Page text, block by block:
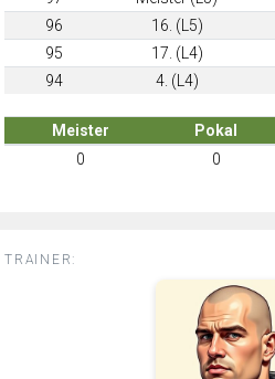
96
16. (L5)
95
17. (L4)
94
4. (L4)
Meister Pokal
0
0
TRAINER: